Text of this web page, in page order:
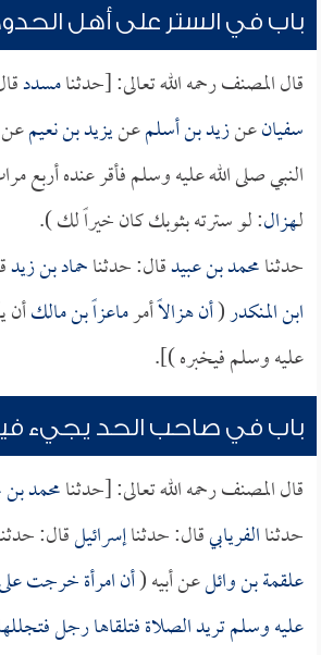
باب في الستر على أهل
قال المصنف رحمه الله تعالى: [حدثنامسدد
سفيانعنزيد بن أسلمعنيزيد بن نعيمعن
النبي صلى الله عليه وسلم فأقر عنده أربع
لـهزال: لو سترته بثوبك كان خيراً لك ).
حدثنامحمد بن عبيدقال: حدثناحماد بن زيد
ابن المنكدر(أنهزالاًأمرماعزاً بن مالكأن
عليه وسلم فيخبره )].
باب في صاحب الحد يجيء
قال المصنف رحمه الله تعالى: [حدثنامحمد
حدثناالفريابيقال: حدثناإسرائيلقال:
علقمة بن وائلعن أبيه (أن امرأة خرجت
عليه وسلم تريد الصلاة فتلقاها رجل